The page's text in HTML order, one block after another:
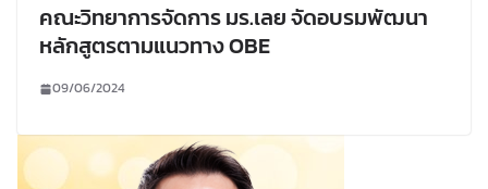
คณะวิทยาการจัดการ มร.เลย จัดอบรมพัฒนา
หลักสูตรตามแนวทาง OBE
09/06/2024